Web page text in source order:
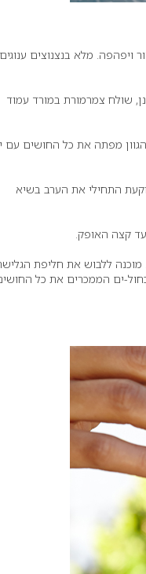
ויפהפה. מלא בנצנוצים
שולח צמרמורת במורד עמוד
מפתה את כל החושים עם
התחילי את הערב בשיא
קצה האופק.
ללבוש את חליפת
ים הממכרים את כל